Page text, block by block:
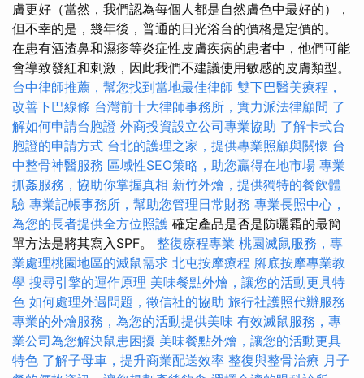
膚更好（當然，我們認為每個人都是自然膚色中最好的），
但不幸的是，幾年後，普通的日光浴台的價格是定價的。
在患有酒渣鼻和濕疹等炎症性皮膚疾病的患者中，他們可能
會導致發紅和刺激，因此我們不建議使用敏感的皮膚類型。
台中律師推薦，幫您找到當地最佳律師 雙下巴醫美療程，
改善下巴線條 台灣前十大律師事務所，實力派法律顧問 了
解如何申請台胞證 外商投資設立公司專業協助 了解卡式台
胞證的申請方式 台北的護理之家，提供專業照顧與關懷 台
中整骨神醫服務 區域性SEO策略，助您贏得在地市場 專業
抓姦服務，協助你掌握真相 新竹外燴，提供獨特的餐飲體
驗 專業記帳事務所，幫助您管理日常財務 專業長照中心，
為您的長者提供全方位照護 確定產品是否是防曬霜的最簡
單方法是將其寫入SPF。 整復療程專業 桃園滅鼠服務，專
業處理桃園地區的滅鼠需求 北屯按摩療程 腳底按摩專業教
學 搜尋引擎的運作原理 美味餐點外燴，讓您的活動更具特
色 如何處理外遇問題，徵信社的協助 旅行社護照代辦服務
專業的外燴服務，為您的活動提供美味 有效滅鼠服務，專
業公司為您解決鼠患困擾 美味餐點外燴，讓您的活動更具
特色 了解子母車，提升商業配送效率 整復與整骨治療 月子